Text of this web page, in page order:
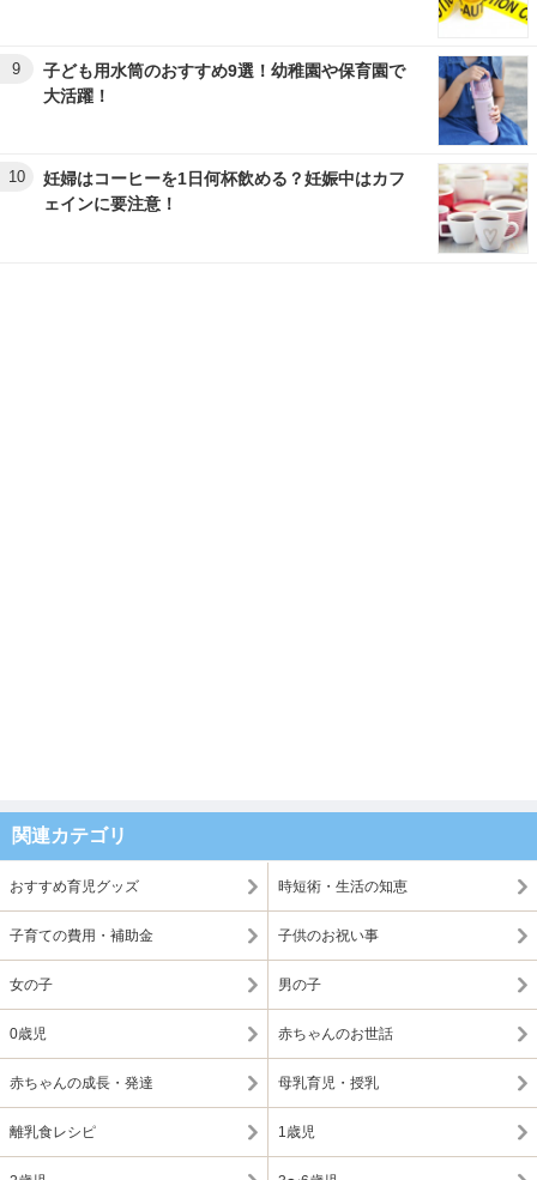
9
子ども用水筒のおすすめ9選！幼稚園や保育園で
大活躍！
10
妊婦はコーヒーを1日何杯飲める？妊娠中はカフ
ェインに要注意！
関連カテゴリ
おすすめ育児グッズ 時短術・生活の知恵
子育ての費用・補助金 子供のお祝い事
女の子 男の子
0歳児 赤ちゃんのお世話
赤ちゃんの成長・発達 母乳育児・授乳
離乳食レシピ 1歳児